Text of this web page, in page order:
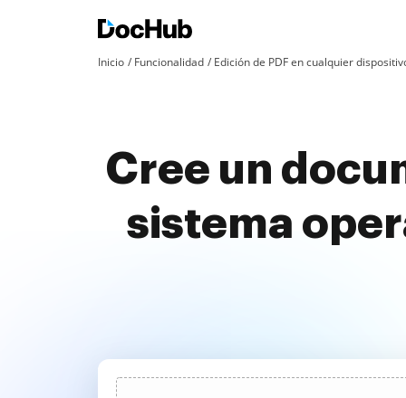
Inicio Funcionalidad Edición de PDF en cualquier
Cree un
sistema